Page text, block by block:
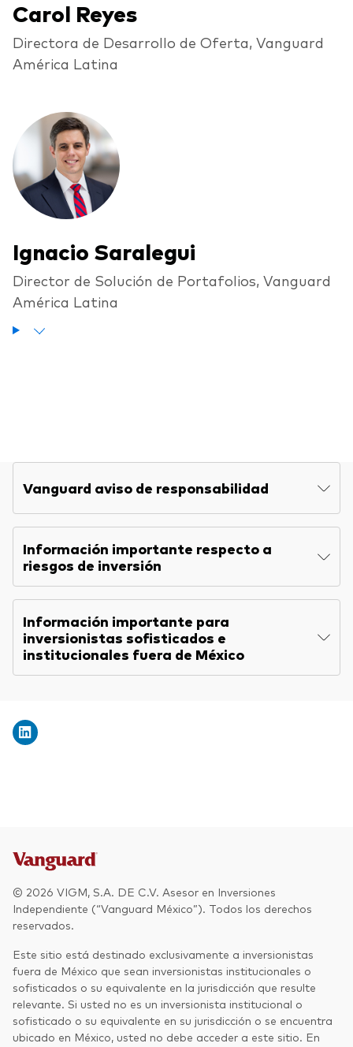
Carol Reyes
Directora de Desarrollo de Oferta, Vanguard
América Latina
Ignacio Saralegui
Director de Solución de Portafolios, Vanguard
América Latina
Vanguard aviso de responsabilidad
Información importante respecto a
riesgos de inversión
Información importante para
inversionistas sofisticados e
institucionales fuera de México
© 2026 VIGM, S.A. DE C.V. Asesor en Inversiones
Independiente (“Vanguard México”). Todos los derechos
reservados.
Este sitio está destinado exclusivamente a inversionistas
fuera de México que sean inversionistas institucionales o
sofisticados o su equivalente en la jurisdicción que resulte
relevante. Si usted no es un inversionista institucional o
sofisticado o su equivalente en su jurisdicción o se encuentra
ubicado en México, usted no debe acceder a este sitio. En